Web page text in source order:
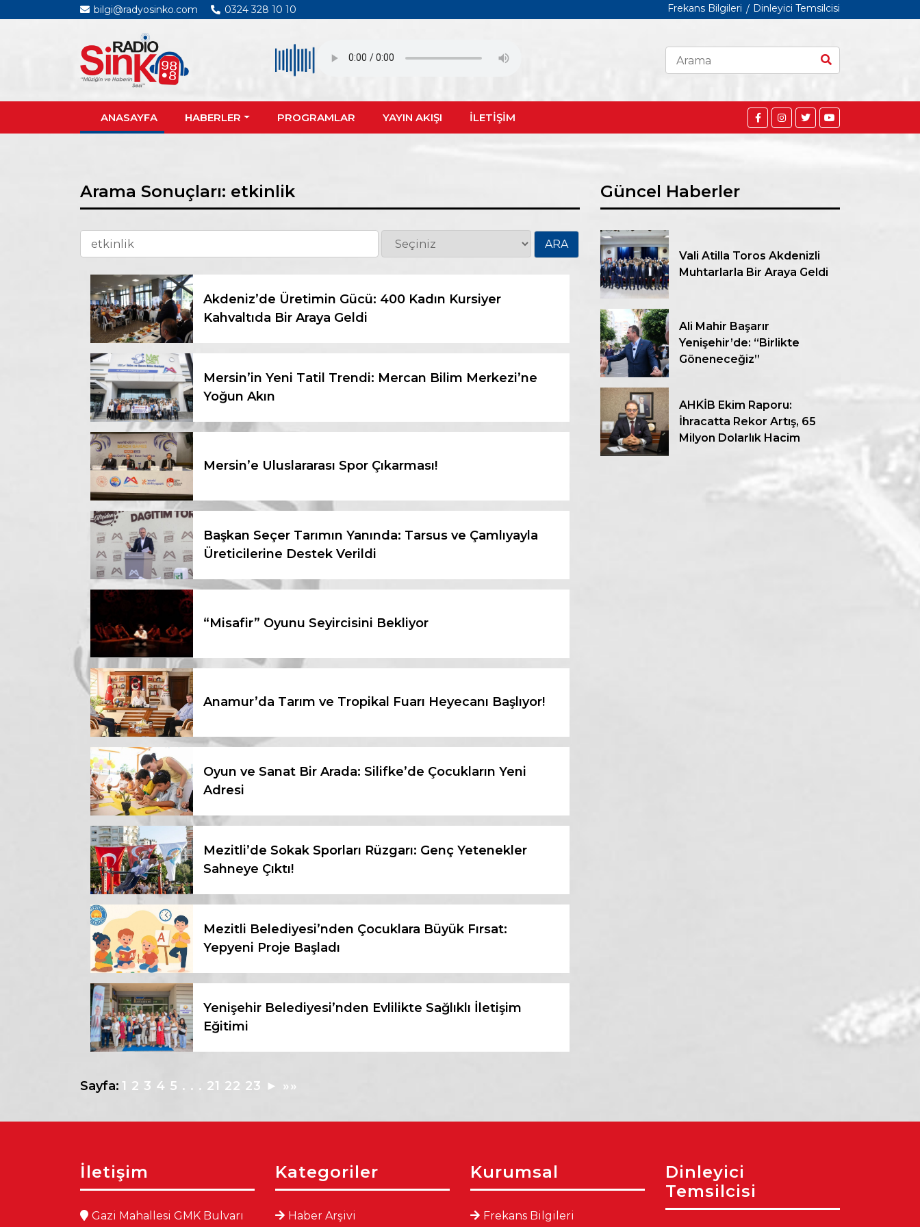
bilgi@radyosinko.com 0324 328 10 10 Frekans Bilgileri Dinleyici Temsilcisi
ANASAYFA HABERLER PROGRAMLAR YAYIN AKIŞI İLETİŞİM
Arama Sonuçları: etkinlik
Akdeniz’de Üretimin Gücü: 400 Kadın Kursiyer
Kahvaltıda Bir Araya Geldi
Mersin’in Yeni Tatil Trendi: Mercan Bilim Merkezi’ne
Yoğun Akın
Mersin’e Uluslararası Spor Çıkarması!
Başkan Seçer Tarımın Yanında: Tarsus ve Çamlıyayla
Üreticilerine Destek Verildi
“Misafir” Oyunu Seyircisini Bekliyor
Anamur’da Tarım ve Tropikal Fuarı Heyecanı Başlıyor!
Oyun ve Sanat Bir Arada: Silifke’de Çocukların Yeni
Adresi
Mezitli’de Sokak Sporları Rüzgarı: Genç Yetenekler
Sahneye Çıktı!
Mezitli Belediyesi’nden Çocuklara Büyük Fırsat:
Yepyeni Proje Başladı
Yenişehir Belediyesi’nden Evlilikte Sağlıklı İletişim
Eğitimi
Sayfa: 1 2 3 4 5 . . . 21 22 23 ► »»
Güncel Haberler
Vali Atilla Toros Akdenizli
Muhtarlarla Bir Araya Geldi
Ali Mahir Başarır
Yenişehir’de: “Birlikte
Göneneceğiz”
AHKİB Ekim Raporu:
İhracatta Rekor Artış, 65
Milyon Dolarlık Hacim
İletişim
Gazi Mahallesi GMK Bulvarı
Kategoriler
Haber Arşivi
Kurumsal
Frekans Bilgileri
Dinleyici
Temsilcisi